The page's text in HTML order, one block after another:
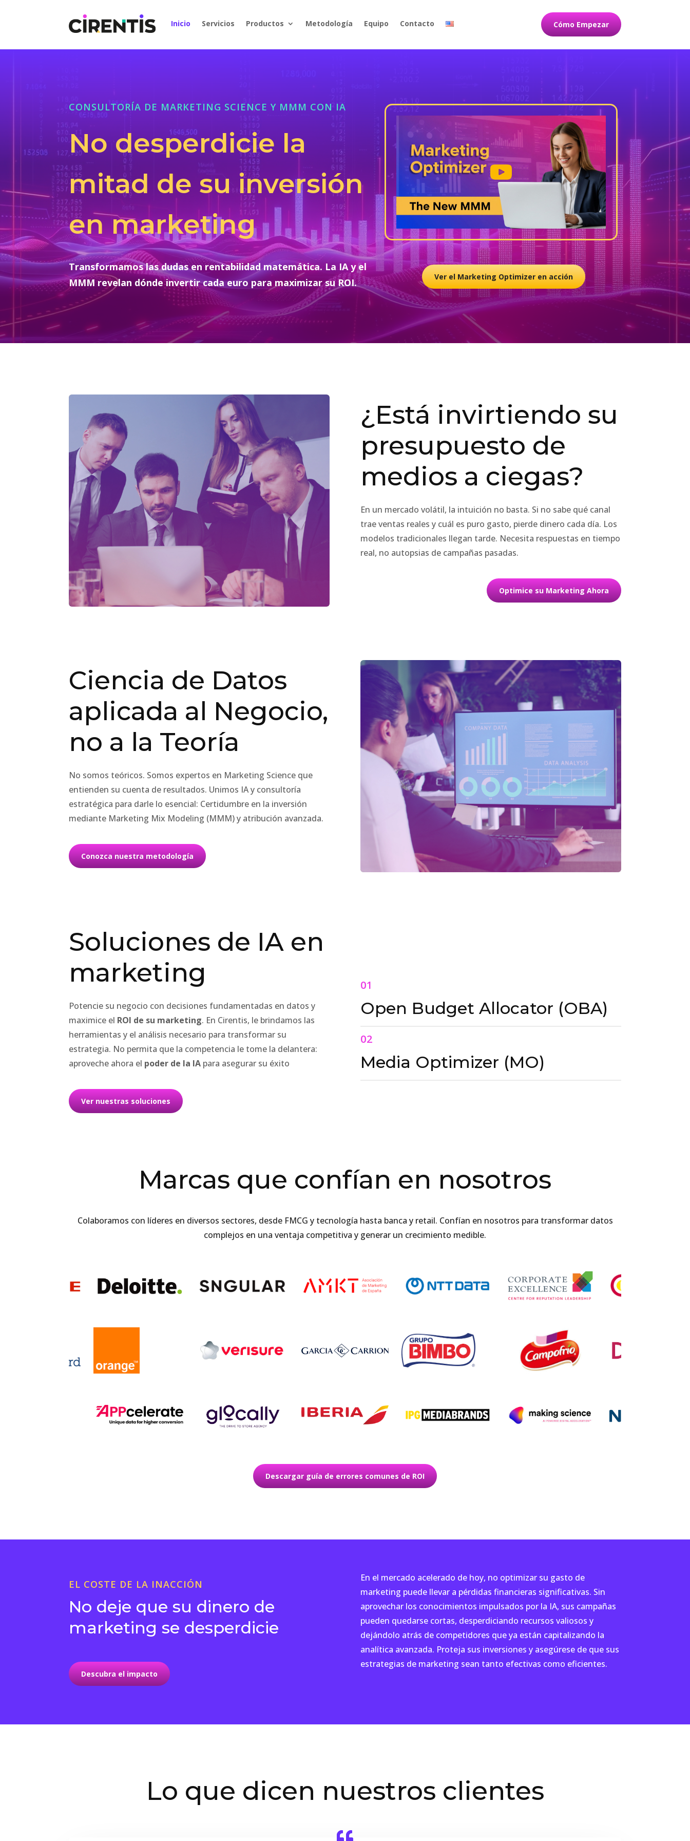
Inicio Servicios Productos Metodología Equipo Contacto Cómo Empezar
CONSULTORÍA DE MARKETING SCIENCE Y MMM CON IA
No desperdicie la
mitad de su inversión
en marketing
Transformamos las dudas en rentabilidad matemática. La IA y el
MMMrevelan dónde invertir cada euro para maximizar su ROI. Ver el Marketing Optimizer en acción
¿Está invirtiendo su
presupuesto de
medios a ciegas?
En un mercado volátil, la intuición no basta. Si no sabe qué canal
trae ventas reales y cuál es puro gasto, pierde dinero cada día. Los
modelos tradicionales llegan tarde. Necesita respuestas en tiempo
real, no autopsias de campañas pasadas.
Optimice su Marketing Ahora
Ciencia de Datos
aplicada al Negocio,
no a la Teoría
No somos teóricos. Somos expertos en Marketing Science que
entienden su cuenta de resultados. Unimos IA y consultoría
estratégica para darle lo esencial: Certidumbre en la inversión
mediante Marketing Mix Modeling (MMM) y atribución avanzada.
Conozca nuestra metodología
Soluciones de IA en
marketing
Potencie su negocio con decisiones fundamentadas en datos y
maximice el ROI de su marketing. En Cirentis, le brindamos las
herramientas y el análisis necesario para transformar su
estrategia. No permita que la competencia le tome la delantera:
aproveche ahora el poder de la IA para asegurar su éxito
Ver nuestras soluciones
01
Open Budget Allocator (OBA)
02
Media Optimizer (MO)
Marcas que confían en nosotros
Colaboramos con líderes en diversos sectores, desde FMCG y tecnología hasta banca y retail. Confían en nosotros para transformar datos
complejos en una ventaja competitiva y generar un crecimiento medible.
Descargar guía de errores comunes de ROI
EL COSTE DE LA INACCIÓN
No deje que su dinero de
marketing se desperdicie
Descubra el impacto
En el mercado acelerado de hoy, no optimizar su gasto de
marketing puede llevar a pérdidas financieras significativas. Sin
aprovechar los conocimientos impulsados por la IA, sus campañas
pueden quedarse cortas, desperdiciando recursos valiosos y
dejándolo atrás de competidores que ya están capitalizando la
analítica avanzada. Proteja sus inversiones y asegúrese de que sus
estrategias de marketing sean tanto efectivas como eficientes.
Lo que dicen nuestros clientes